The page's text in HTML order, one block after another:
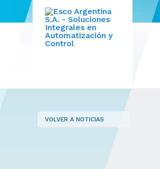
VOLVER A NOTICIAS